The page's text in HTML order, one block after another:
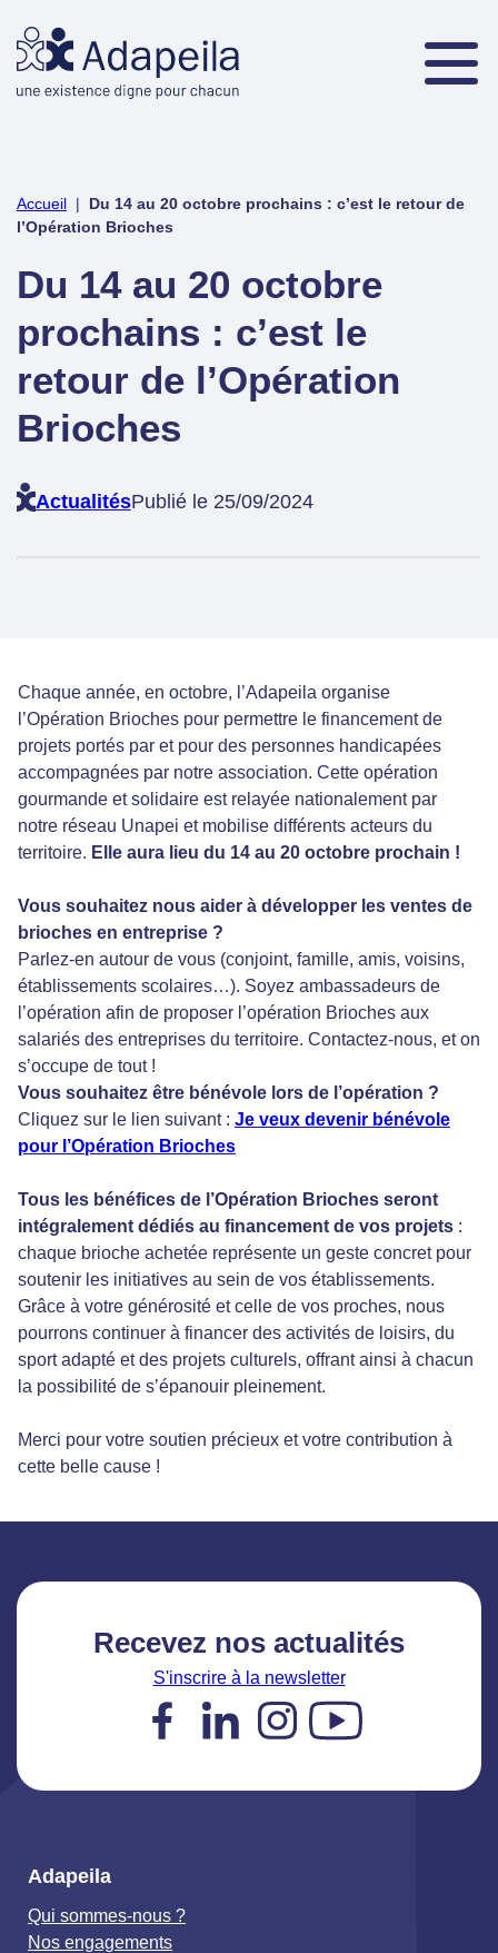
Accueil |
Du 14 au 20 octobre prochains : c’est le retour de
l’Opération Brioches
Du 14 au 20 octobre
prochains : c’est le
retour de l’Opération
Brioches
ActualitésPublié le 25/09/2024
Chaque année, en octobre, l’Adapeila organise
l’Opération Brioches pour permettre le financement de
projets portés par et pour des personnes handicapées
accompagnées par notre association. Cette opération
gourmande et solidaire est relayée nationalement par
notre réseau Unapei et mobilise différents acteurs du
territoire. Elle aura lieu du 14 au 20 octobre prochain !
Vous souhaitez nous aider à développer les ventes de
brioches en entreprise ?
Parlez-en autour de vous (conjoint, famille, amis, voisins,
établissements scolaires…). Soyez ambassadeurs de
l’opération afin de proposer l’opération Brioches aux
salariés des entreprises du territoire. Contactez-nous, et on
s’occupe de tout !
Vous souhaitez être bénévole lors de l’opération ?
Cliquez sur le lien suivant : Je veux devenir bénévole
pour l’Opération Brioches
Tous les bénéfices de l’Opération Brioches seront
intégralement dédiés au financement de vos projets :
chaque brioche achetée représente un geste concret pour
soutenir les initiatives au sein de vos établissements.
Grâce à votre générosité et celle de vos proches, nous
pourrons continuer à financer des activités de loisirs, du
sport adapté et des projets culturels, offrant ainsi à chacun
la possibilité de s’épanouir pleinement.
Merci pour votre soutien précieux et votre contribution à
cette belle cause !
Recevez nos actualités
S'inscrire à la newsletter
Facebook
LinkedIn
Instagram
YouTube
Adapeila
Qui sommes-nous ?
Nos engagements